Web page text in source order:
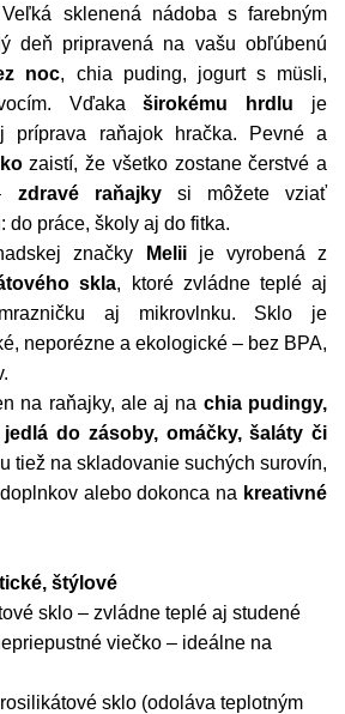
sklenená nádoba s farebným
deň pripravená na vašu obľúbenú
noc, chia puding, jogurt s müsli,
Vďaka širokému hrdlu je
príprava raňajok hračka. Pevné a
zaistí, že všetko zostane čerstvé a
zdravé raňajkysi môžete vziať
do práce, školy aj do fitka.
značky
Melii je vyrobená z
skla, ktoré zvládne teplé aj
aj mikrovlnku. Sklo je
neporézne a ekologické – bez BPA,
na raňajky, ale aj na chia pudingy,
do zásoby, omáčky, šaláty či
tiež na skladovanie suchých surovín,
alebo dokonca na kreativné
štýlové
sklo – zvládne teplé aj studené
viečko – ideálne na
sklo (odoláva teplotným